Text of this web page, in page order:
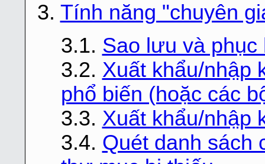
3. Tính năng "chuyên
3.1. Sao lưu và
3.2. Xuất khẩu/nhập
phổ biến (hoặc các
3.3. Xuất khẩu/nhập
3.4. Quét danh sách